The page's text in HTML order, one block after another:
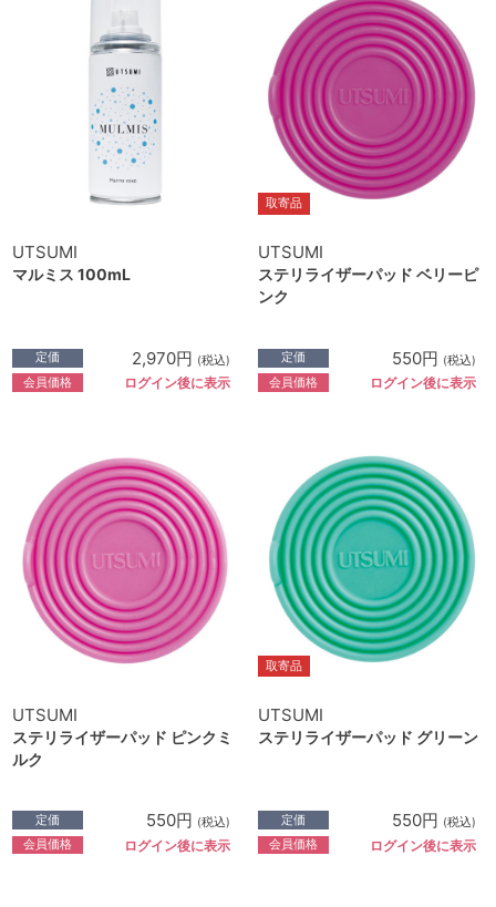
UTSUMI
マルミス 100mL
定価 2,970円 (税込)
会員価格 ログイン後に表示
取寄品
UTSUMI
ステリライザーパッド ベリーピ
ンク
定価 550円 (税込)
会員価格 ログイン後に表示
UTSUMI
ステリライザーパッド ピンクミ
ルク
定価 550円 (税込)
会員価格 ログイン後に表示
取寄品
UTSUMI
ステリライザーパッド グリーン
定価 550円 (税込)
会員価格 ログイン後に表示